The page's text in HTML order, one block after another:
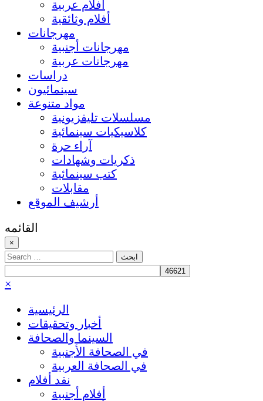
أفلام عربية
أفلام وثائقية
مهرجانات
مهرجانات أجنبية
مهرجانات عربية
دراسات
سينمائيون
مواد متنوعة
مسلسلات تليفزيونية
كلاسيكيات سينمائية
آراء حرة
ذكريات وشهادات
كتب سينمائية
مقابلات
أرشيف الموقع
القائمه
×
Search
for:
×
الرئيسية
أخبار وتحقيقات
السينما والصحافة
في الصحافة الأجنبية
في الصحافة العربية
نقد أفلام
أفلام أجنبية